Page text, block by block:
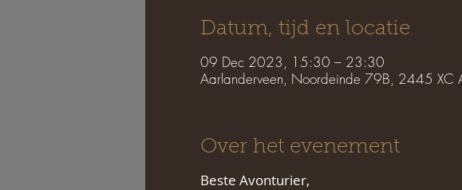
Datum, tijd en locatie
09 Dec 2023, 15:30 – 23:30
Aarlanderveen, Noordeinde 79B, 2445 XC
Over het evenement
Beste Avonturier,